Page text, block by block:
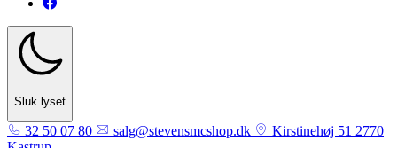
Sluk lyset
32 50 07 80 salg@stevensmcshop.dk
Kirstinehøj 51 2770